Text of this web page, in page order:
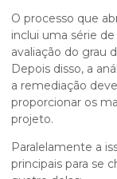
O processo que
inclui uma série
avaliação do grau
Depois disso, a
a remediação
proporcionar os
projeto.
Paralelamente a
principais para se